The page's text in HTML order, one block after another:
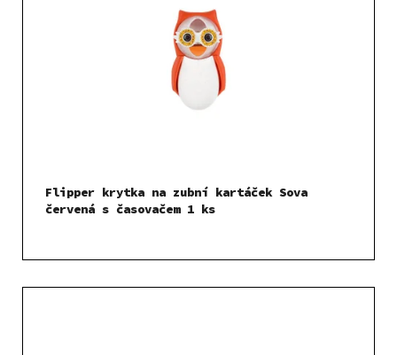
Flipper krytka na zubní kartáček Sova
červená s časovačem 1 ks